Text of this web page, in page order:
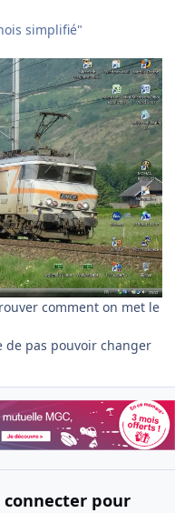
simplifié"
comment on met le
de pas pouvoir changer
connecter pour